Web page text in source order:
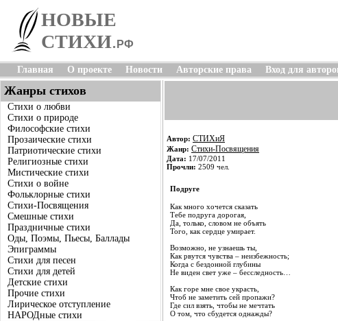
НОВЫЕ
СТИХИ. РФ
Главная О проекте Новости Авторские права Вход для
Жанры стихов
Стихи о любви
Стихи о природе
Философские стихи
Прозаические стихи
Патриотические стихи
Религиозные стихи
Мистические стихи
Стихи о войне
Фольклорные стихи
Стихи-Посвящения
Смешные стихи
Праздничные стихи
Оды, Поэмы, Пьесы, Баллады
Эпиграммы
Стихи для песен
Стихи для детей
Детские стихи
Прочие стихи
Лирическое отступление
НАРОДные стихи
Автор: СТИХиЯ
Жанр: Стихи-Посвящения
Дата: 17/07/2011
Прочли: 2509 чел.
Подруге
Как много хочется сказать
Тебе подруга дорогая,
Да, только, словом не объять
Того, как сердце умирает.
Возможно, не узнаешь ты,
Как рвутся чувства – неизбежность;
Когда с бездонной глубины
Не виден свет уже – бесследность…
Как горе мне свое украсть,
Чтоб не заметить сей пропажи?
Где сил взять, чтобы не мечтать
О том, что сбудется однажды?